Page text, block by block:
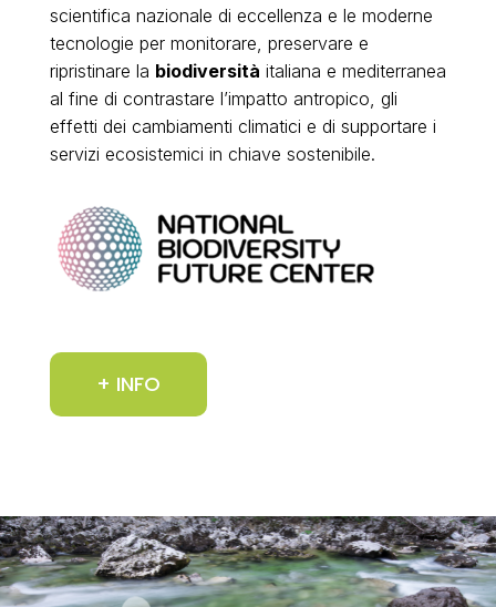
scientifica nazionale di eccellenza e le moderne
tecnologie per monitorare, preservare e
ripristinare la biodiversità italiana e mediterranea
al fine di contrastare l’impatto antropico, gli
effetti dei cambiamenti climatici e di supportare i
servizi ecosistemici in chiave sostenibile.
+ INFO